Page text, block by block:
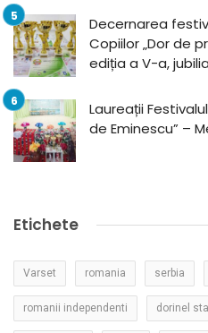
Decernarea
Copiilor „Dor de
ediția a V-a,
Laureații
de Eminescu” –
Etichete
Varset romania serbia
romanii independenti dorinel